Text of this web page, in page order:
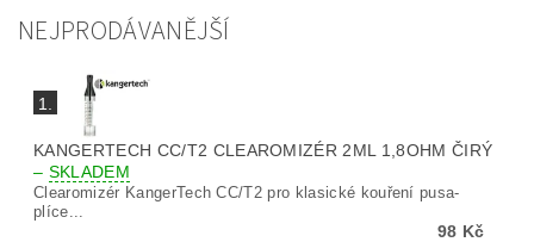
NEJPRODÁVANĚJŠÍ
1.
KANGERTECH CC/T2 CLEAROMIZÉR 2ML 1,8OHM ČIRÝ
– SKLADEM
Clearomizér KangerTech CC/T2 pro klasické kouření pusa-
plíce...
98 Kč